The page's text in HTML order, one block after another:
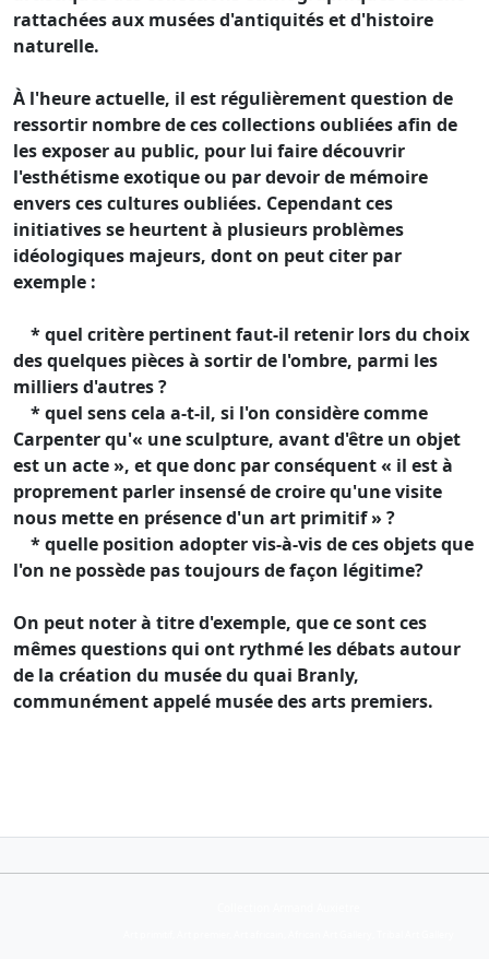
rattachées aux musées d'antiquités et d'histoire
naturelle.
À l'heure actuelle, il est régulièrement question de
ressortir nombre de ces collections oubliées afin de
les exposer au public, pour lui faire découvrir
l'esthétisme exotique ou par devoir de mémoire
envers ces cultures oubliées. Cependant ces
initiatives se heurtent à plusieurs problèmes
idéologiques majeurs, dont on peut citer par
exemple :
* quel critère pertinent faut-il retenir lors du choix
des quelques pièces à sortir de l'ombre, parmi les
milliers d'autres ?
* quel sens cela a-t-il, si l'on considère comme
Carpenter qu'« une sculpture, avant d'être un objet
est un acte », et que donc par conséquent « il est à
proprement parler insensé de croire qu'une visite
nous mette en présence d'un art primitif » ?
* quelle position adopter vis-à-vis de ces objets que
l'on ne possède pas toujours de façon légitime?
On peut noter à titre d'exemple, que ce sont ces
mêmes questions qui ont rythmé les débats autour
de la création du musée du quai Branly,
communément appelé musée des arts premiers.